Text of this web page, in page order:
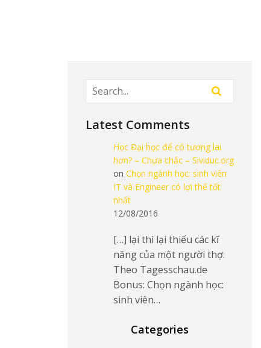
Latest Comments
Học Đại học để có tương lai
hơn? – Chưa chắc – Sividuc.org
on Chọn ngành học: sinh viên
IT và Engineer có lợi thế tốt
nhất
12/08/2016
[…] lại thì lại thiếu các kĩ
năng của một người thợ.
Theo Tagesschau.de
Bonus: Chọn ngành học:
sinh viên…
Categories